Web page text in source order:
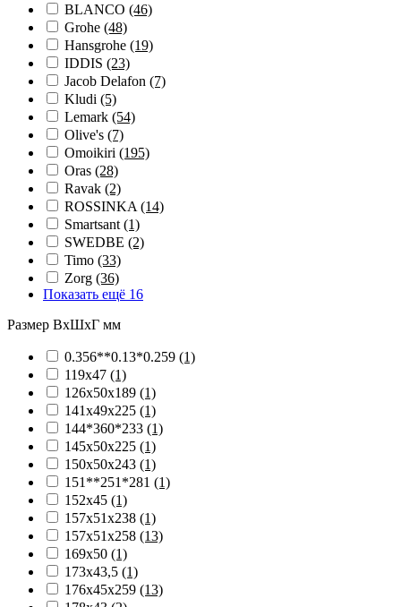
BLANCO (46)
Grohe (48)
Hansgrohe (19)
IDDIS (23)
Jacob Delafon (7)
Kludi (5)
Lemark (54)
Olive's (7)
Omoikiri (195)
Oras (28)
Ravak (2)
ROSSINKA (14)
Smartsant (1)
SWEDBE (2)
Timo (33)
Zorg (36)
Показать ещё 16
Размер ВхШхГ мм
0.356**0.13*0.259 (1)
119х47 (1)
126х50х189 (1)
141х49х225 (1)
144*360*233 (1)
145х50х225 (1)
150х50х243 (1)
151**251*281 (1)
152х45 (1)
157х51х238 (1)
157х51х258 (13)
169х50 (1)
173х43,5 (1)
176х45х259 (13)